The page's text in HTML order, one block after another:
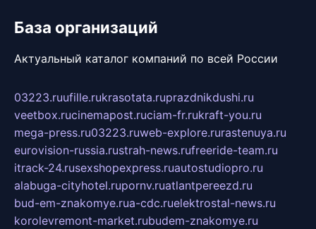
База организаций
Актуальный каталог компаний по всей России
03223.ruufille.rukrasotata.ruprazdnikdushi.ru
veetbox.rucinemapost.ruciam-fr.rukraft-you.ru
mega-press.ru03223.ruweb-explore.rurastenuya.ru
eurovision-russia.rustrah-news.rufreeride-team.ru
itrack-24.rusexshopexpress.ruautostudiopro.ru
alabuga-cityhotel.rupornv.ruatlantpereezd.ru
bud-em-znakomye.rua-cdc.ruelektrostal-news.ru
korolevremont-market.rubudem-znakomye.ru